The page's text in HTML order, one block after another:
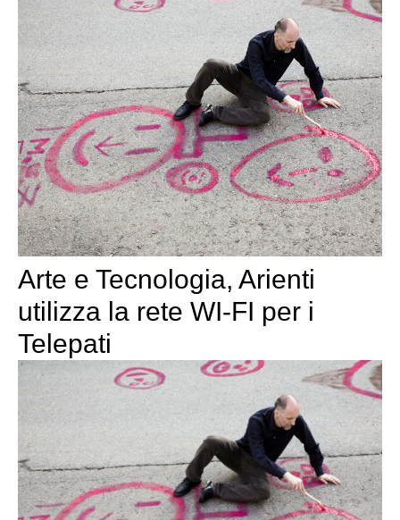
Arte e Tecnologia, Arienti
utilizza la rete WI-FI per i
Telepati